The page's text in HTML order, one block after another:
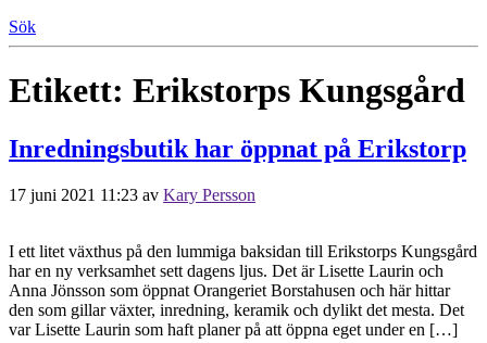
Sök
Etikett: Erikstorps Kungsgård
Inredningsbutik har öppnat på Erikstorp
17 juni 2021 11:23 av Kary Persson
I ett litet växthus på den lummiga baksidan till Erikstorps Kungsgård
har en ny verksamhet sett dagens ljus. Det är Lisette Laurin och
Anna Jönsson som öppnat Orangeriet Borstahusen och här hittar
den som gillar växter, inredning, keramik och dylikt det mesta. Det
var Lisette Laurin som haft planer på att öppna eget under en […]